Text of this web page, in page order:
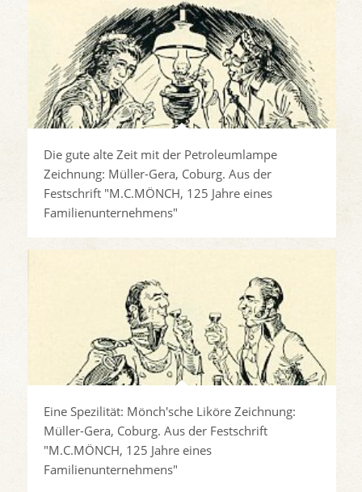
Die gute alte Zeit mit der Petroleumlampe
Zeichnung: Müller-Gera, Coburg. Aus der
Festschrift "M.C.MÖNCH, 125 Jahre eines
Familienunternehmens"
Eine Spezilität: Mönch'sche Liköre Zeichnung:
Müller-Gera, Coburg. Aus der Festschrift
"M.C.MÖNCH, 125 Jahre eines
Familienunternehmens"